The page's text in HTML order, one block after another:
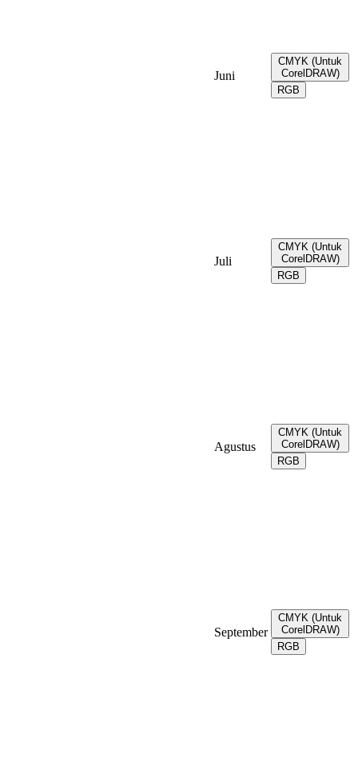
Juni
CMYK (Untuk
CorelDRAW)
RGB
Juli
CMYK (Untuk
CorelDRAW)
RGB
Agustus
CMYK (Untuk
CorelDRAW)
RGB
September
CMYK (Untuk
CorelDRAW)
RGB